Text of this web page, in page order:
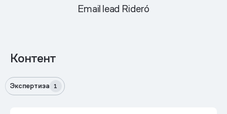
Email lead Rideró
Контент
Экспертиза 1